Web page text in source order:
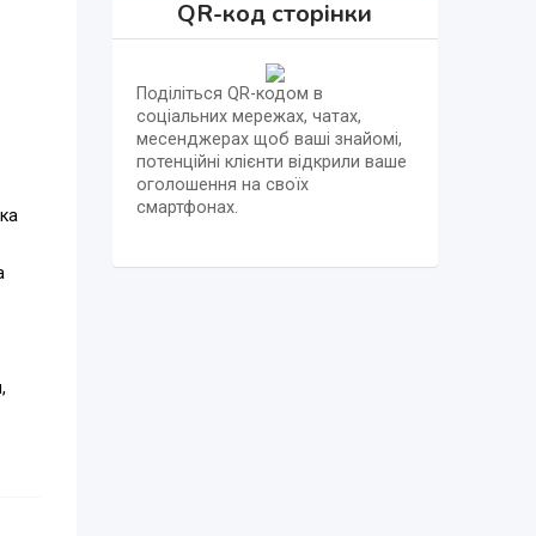
QR-код сторінки
Поділіться QR-кодом в
соціальних мережах, чатах,
месенджерах щоб ваші знайомі,
потенційні клієнти відкрили ваше
оголошення на своїх
смартфонах.